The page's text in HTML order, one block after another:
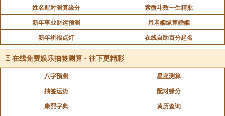
姓名配对测算缘分
紫微斗数一生精批
新年事业财运预测
月老姻缘算婚姻
新年祈福点灯
在线自助百分起名
Ξ 在线免费娱乐抽签测算 - 往下更精彩
八字预测
星座测算
抽签运势
配对缘分
康熙字典
黄历查询